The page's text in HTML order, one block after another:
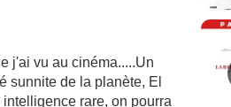
j'ai vu au cinéma.....Un
sunnite de la planète, El
rare, on pourra